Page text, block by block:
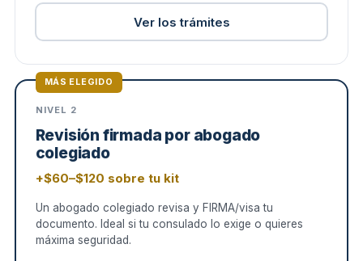
Ver los trámites
MÁS ELEGIDO
NIVEL 2
Revisión firmada por abogado
colegiado
+$60–$120 sobre tu kit
Un abogado colegiado revisa y FIRMA/visa tu
documento. Ideal si tu consulado lo exige o quieres
máxima seguridad.